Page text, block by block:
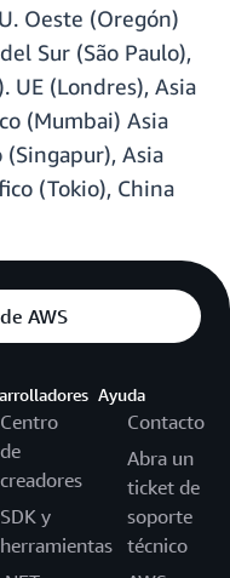
Oeste (Oregón)
Sur (São Paulo),
UE (Londres), Asia
(Mumbai) Asia
(Singapur), Asia
(Tokio), China
AWS
Centro
de
creadores
SDK y
herramientas
Ayuda
Contacto
Abra un
ticket de
soporte
técnico